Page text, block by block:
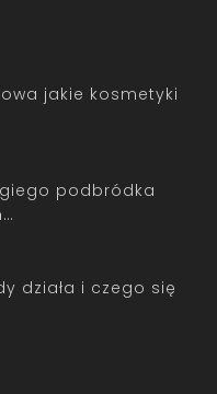
jakie kosmetyki
podbródka
działa i czego się